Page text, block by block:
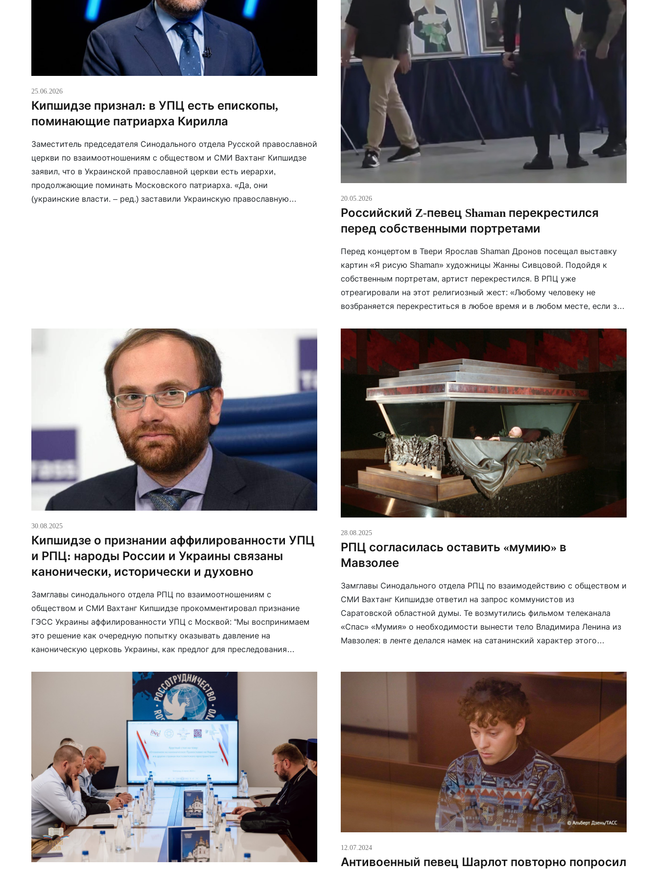
25.06.2026
Кипшидзе признал: в УПЦ есть епископы,
поминающие патриарха Кирилла
Заместитель председателя Синодального отдела Русской православной
церкви по взаимоотношениям с обществом и СМИ Вахтанг Кипшидзе
заявил, что в Украинской православной церкви есть иерархи,
продолжающие поминать Московского патриарха. «Да, они
(украинские власти. – ред.) заставили Украинскую православную
20.05.2026
Российский Z-певец Shaman перекрестился
перед собственными портретами
Перед концертом в Твери Ярослав Shaman Дронов посещал выставку
картин «Я рисую Shaman» художницы Жанны Сивцовой. Подойдя к
собственным портретам, артист перекрестился. В РПЦ уже
отреагировали на этот религиозный жест: «Любому человеку не
возбраняется перекреститься в любое время и в любом месте, если за
«Осторожно Медиа» зампред Синодального […]
30.08.2025
Кипшидзе о признании аффилированности УПЦ
и РПЦ: народы России и Украины связаны
канонически, исторически и духовно
Замглавы синодального отдела РПЦ по взаимоотношениям с
обществом и СМИ Вахтанг Кипшидзе прокомментировал признание
ГЭСС Украины аффилированности УПЦ с Москвой: “Мы воспринимаем
это решение как очередную попытку оказывать давление на
каноническую церковь Украины, как предлог для преследования
есть огромная доля совершенно беспринципного цинизма. Конечно, […]
28.08.2025
РПЦ согласилась оставить «мумию» в
Мавзолее
Замглавы Синодального отдела РПЦ по взаимодействию с обществом и
СМИ Вахтанг Кипшидзе ответил на запрос коммунистов из
Саратовской областной думы. Те возмутились фильмом телеканала
«Спас» «Мумия» о необходимости вынести тело Владимира Ленина из
Мавзолея: в ленте делался намек на сатанинский характер этого
12.07.2024
Антивоенный певец Шарлот повторно попросил